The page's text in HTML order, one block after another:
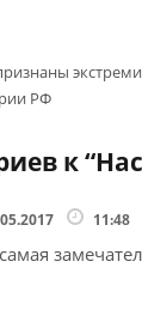
РФ
к “
11:48